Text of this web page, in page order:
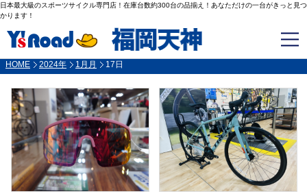
日本最大級のスポーツサイクル専門店！在庫台数約300台の品揃え！あなただけの一台がきっと見つ
かります！
HOME 2024年 1月月 17日